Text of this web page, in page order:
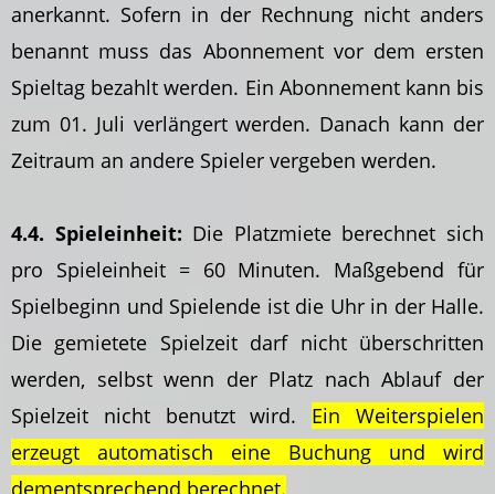
anerkannt. Sofern in der Rechnung nicht anders
benannt muss das Abonnement vor dem ersten
Spieltag bezahlt werden. Ein Abonnement kann bis
zum 01. Juli verlängert werden. Danach kann der
Zeitraum an andere Spieler vergeben werden.
4.4. Spieleinheit: Die Platzmiete berechnet sich
pro Spieleinheit = 60 Minuten. Maßgebend für
Spielbeginn und Spielende ist die Uhr in der Halle.
Die gemietete Spielzeit darf nicht überschritten
werden, selbst wenn der Platz nach Ablauf der
Spielzeit nicht benutzt wird. Ein Weiterspielen
erzeugt automatisch eine Buchung und wird
dementsprechend berechnet.